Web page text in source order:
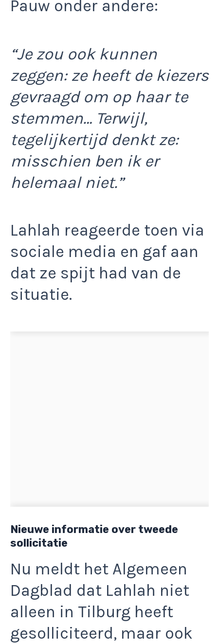
Pauw onder andere:
“Je zou ook kunnen
zeggen: ze heeft de kiezers
gevraagd om op haar te
stemmen… Terwijl,
tegelijkertijd denkt ze:
misschien ben ik er
helemaal niet.”
Lahlah reageerde toen via
sociale media en gaf aan
dat ze spijt had van de
situatie.
Nieuwe informatie over tweede
sollicitatie
Nu meldt het Algemeen
Dagblad dat Lahlah niet
alleen in Tilburg heeft
gesolliciteerd, maar ook